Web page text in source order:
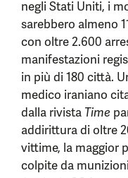
negli Stati Uniti, i
sarebbero almeno
con oltre 2.600
manifestazioni
in più di 180 città.
medico iraniano
dalla rivista Time
addirittura di oltre
vittime, la maggior
colpite da